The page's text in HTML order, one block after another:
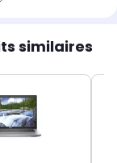
similaires